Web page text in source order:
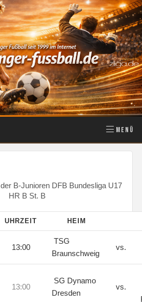
MENÜ
B-Junioren DFB Bundesliga U17
HR B St. B
UHRZEIT HEIM
13:00
TSG
Braunschweig
vs.
13:00
SG Dynamo
Dresden
vs.